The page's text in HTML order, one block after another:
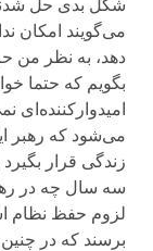
می‌گویند امکان
دهد، به نظر من
بگویم که حتما
امیدوارکننده‌ای
می‌شود که رهبر
زندگی قرار
سه سال چه در
لزوم حفظ نظام
برسند که در